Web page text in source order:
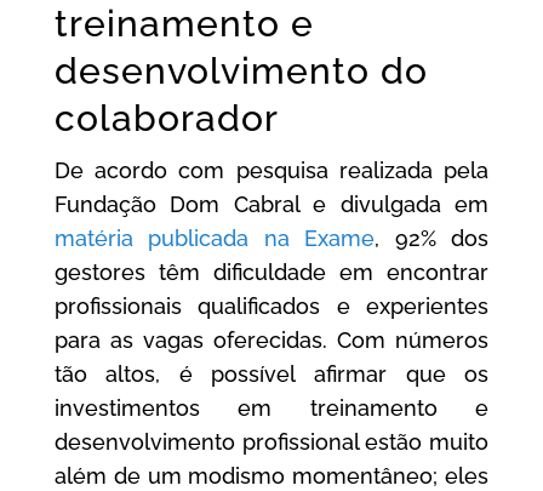
treinamento e
desenvolvimento do
colaborador
De acordo com pesquisa realizada pela
Fundação Dom Cabral e divulgada em
matéria publicada na Exame, 92% dos
gestores têm dificuldade em encontrar
profissionais qualificados e experientes
para as vagas oferecidas. Com números
tão altos, é possível afirmar que os
investimentos em treinamento e
desenvolvimento profissional estão muito
além de um modismo momentâneo; eles